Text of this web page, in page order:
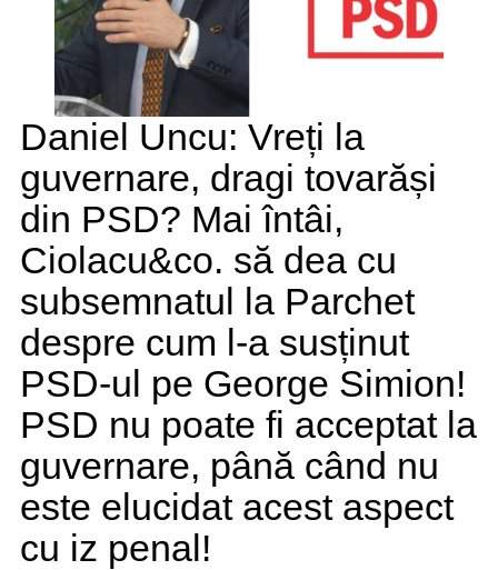
Daniel Uncu: Vreți la
guvernare, dragi tovarăși
din PSD? Mai întâi,
Ciolacu&co. să dea cu
subsemnatul la Parchet
despre cum l-a susținut
PSD-ul pe George Simion!
PSD nu poate fi acceptat la
guvernare, până când nu
este elucidat acest aspect
cu iz penal!